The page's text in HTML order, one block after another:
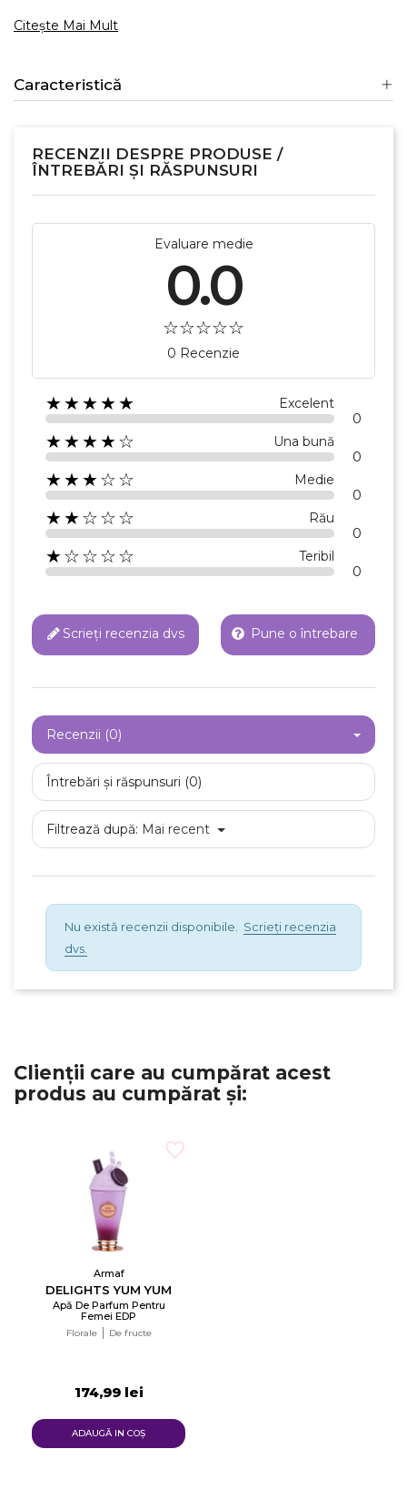
Citește Mai Mult
Caracteristică
RECENZII DESPRE PRODUSE /
ÎNTREBĂRI ȘI RĂSPUNSURI
Evaluare medie
0.0
0 Recenzie
★★★★★ Excelent
0
★★★★☆ Una bună
0
★★★☆☆ Medie
0
★★☆☆☆ Rău
0
★☆☆☆☆ Teribil
0
Scrieți recenzia dvs Pune o întrebare
Recenzii (0)
Întrebări și răspunsuri (0)
Filtrează după: Mai recent
Nu există recenzii disponibile. Scrieți recenzia
dvs.
Clienții care au cumpărat acest
produs au cumpărat și:
Armaf
DELIGHTS YUM YUM
Apă De Parfum Pentru
Femei EDP
Florale De fructe
174,99 lei
ADAUGĂ IN COŞ
Creeaza o lista de dorinte
Numele listei de dorinte
Creeaza o lista de dorinte